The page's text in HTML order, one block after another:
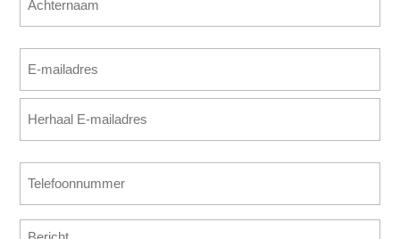
mailadres
bevestigen
Bericht